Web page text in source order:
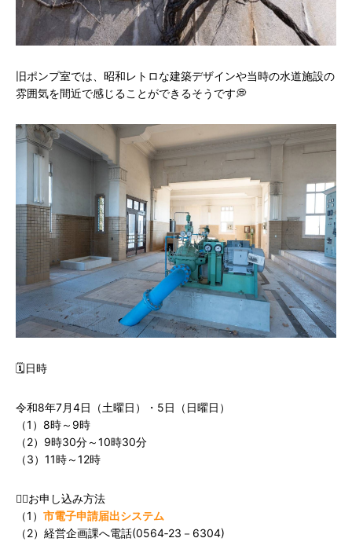
旧ポンプ室では、昭和レトロな建築デザインや当時の水道施設の
雰囲気を間近で感じることができるそうです💭
🗓日時
令和8年7月4日（土曜日）・5日（日曜日）
（1）8時～9時
（2）9時30分～10時30分
（3）11時～12時
‪✋🏻お申し込み方法
（1） 市電子申請届出システム
（2）経営企画課へ電話(0564‐23－6304)